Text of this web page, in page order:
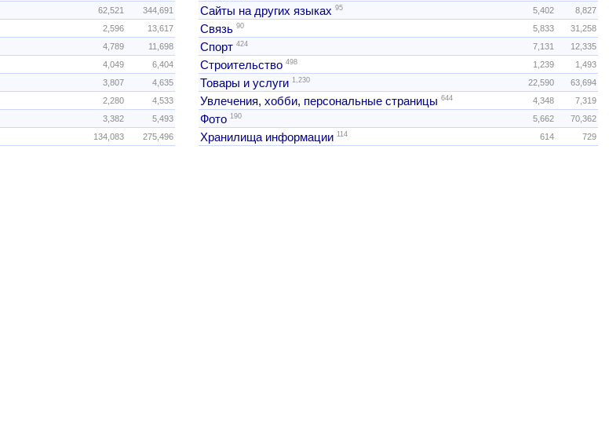
62,521 344,691
2,596 13,617
4,789 11,698
4,049 6,404
3,807 4,635
2,280 4,533
3,382 5,493
134,083 275,496
Сайты на других языках 95 5,402 8,827
Связь 90 5,833 31,258
Спорт 424 7,131 12,335
Строительство 498 1,239 1,493
Товары и услуги 1,230 22,590 63,694
Увлечения, хобби, персональные страницы 644 4,348 7,319
Фото 190 5,662 70,362
Хранилища информации 114 614 729